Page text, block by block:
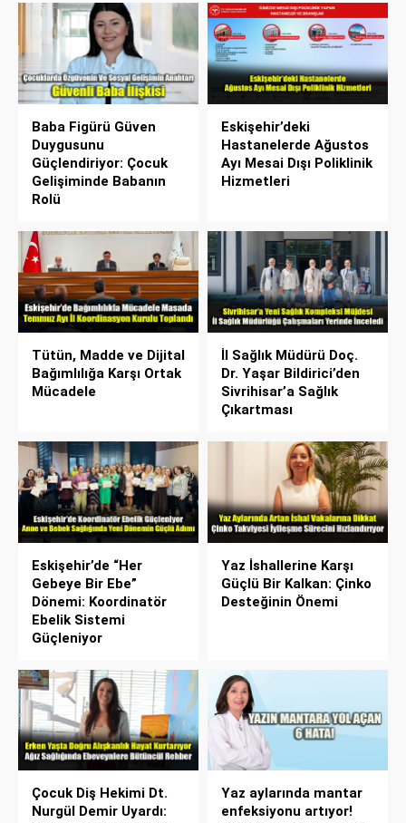
Baba Figürü Güven
Duygusunu
Güçlendiriyor: Çocuk
Gelişiminde Babanın
Rolü
Eskişehir’deki
Hastanelerde Ağustos
Ayı Mesai Dışı Poliklinik
Hizmetleri
Tütün, Madde ve Dijital
Bağımlılığa Karşı Ortak
Mücadele
İl Sağlık Müdürü Doç.
Dr. Yaşar Bildirici’den
Sivrihisar’a Sağlık
Çıkartması
Eskişehir’de “Her
Gebeye Bir Ebe”
Dönemi: Koordinatör
Ebelik Sistemi
Güçleniyor
Yaz İshallerine Karşı
Güçlü Bir Kalkan: Çinko
Desteğinin Önemi
Çocuk Diş Hekimi Dt.
Nurgül Demir Uyardı:
Yaz aylarında mantar
enfeksiyonu artıyor!